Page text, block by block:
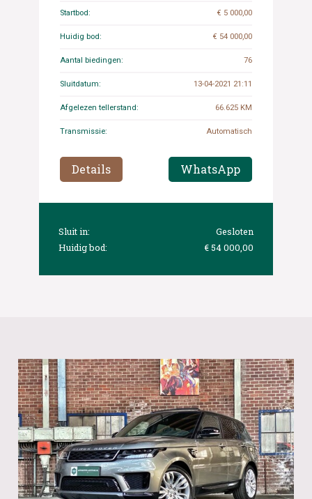
Startbod: € 5 000,00
Huidig bod: € 54 000,00
Aantal biedingen: 76
Sluitdatum: 13-04-2021 21:11
Afgelezen tellerstand: 66.625 KM
Transmissie: Automatisch
Details WhatsApp
Sluit in:
Gesloten
Huidig bod:
€ 54 000,00